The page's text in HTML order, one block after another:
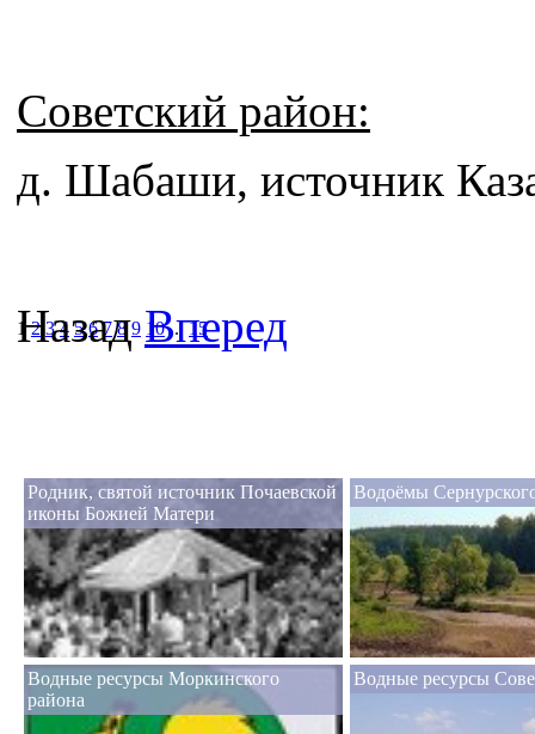
Советский район:
д. Шабаши, источник
1 2 3 4 5 6 7 8 9 10 ... 15
Назад Вперед
Родник, святой источник Почаевской
иконы Божией Матери
Водоёмы
Водные ресурсы Моркинского
района
Водные ресурсы